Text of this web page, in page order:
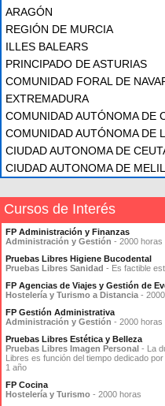
ARAGÓN
REGIÓN DE MURCIA
ILLES BALEARS
PRINCIPADO DE ASTURIAS
COMUNIDAD FORAL DE
EXTREMADURA
COMUNIDAD AUTÓNOMA DE
COMUNIDAD AUTÓNOMA DE
CIUDAD AUTONOMA DE
CIUDAD AUTONOMA DE
Cursos de Interés
FP Administración y Finanzas
Administración y Gestión - 2000 horas
Pruebas Libres Higiene Bucodental
Pruebas Libres Sanidad - Es factible
FP Agencias de Viajes y Gestión de
Hostelería y Turismo a Distancia - 2000
FP Gestión Administrativa
Administración y Gestión - 2000 horas
Pruebas Libres Estética y Belleza
Pruebas Libres Imagen Personal - La
Libres es función del tiempo dedicado
1 año
FP Cocina
Hostelería y Turismo - 2000 horas